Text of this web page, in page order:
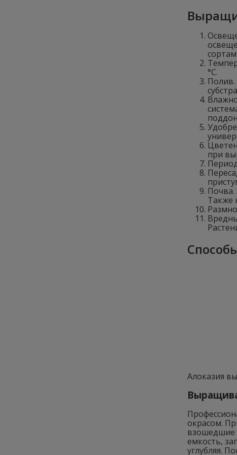
°C.
Полив.
при
Почва.
Также
Алоказия
окрасом.
взошедшие
емкость,
углубляя.